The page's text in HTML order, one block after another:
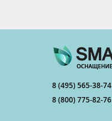
8 (495) 565-38-74
8 (800) 775-82-76